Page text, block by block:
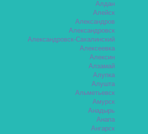
Алдан
Алейск
Александров
Александровск
Александровск-Сахалинский
Алексеевка
Алексин
Алзамай
Алупка
Алушта
Альметьевск
Амурск
Анадырь
Анапа
Ангарск